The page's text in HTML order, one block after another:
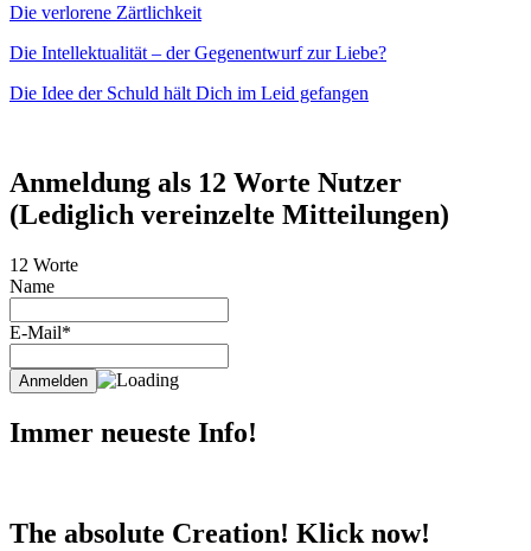
Die verlorene Zärtlichkeit
Die Intellektualität – der Gegenentwurf zur Liebe?
Die Idee der Schuld hält Dich im Leid gefangen
Anmeldung als 12 Worte Nutzer
(Lediglich vereinzelte Mitteilungen)
12 Worte
Name
E-Mail*
Immer neueste Info!
The absolute Creation! Klick now!